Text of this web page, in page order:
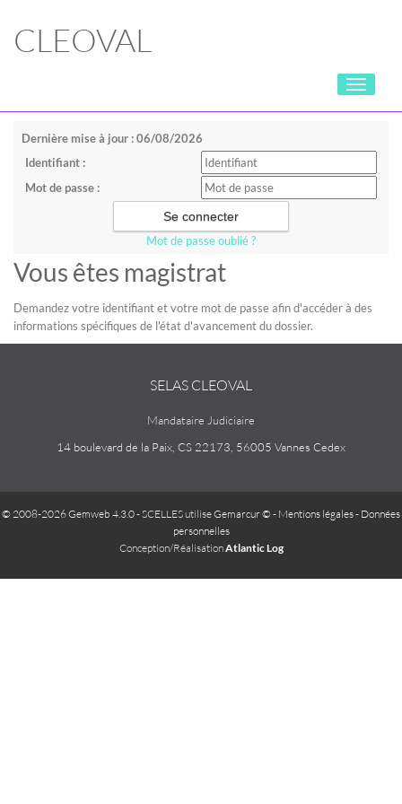
CLEOVAL
Toggle
Dernière mise à jour : 06/08/2026
Identifiant :
Mot de passe :
Mot de passe oublié ?
Vous êtes magistrat
Demandez votre identifiant et votre mot de passe afin d'accéder à des
informations spécifiques de l'état d'avancement du dossier.
SELAS CLEOVAL
Mandataire Judiciaire
14 boulevard de la Paix, CS 22173, 56005 Vannes Cedex
© 2008-2026 Gemweb 4.3.0- SCELLES utiliseGemarcur © - Mentions légales- Données
personnelles
Conception/RéalisationAtlantic Log